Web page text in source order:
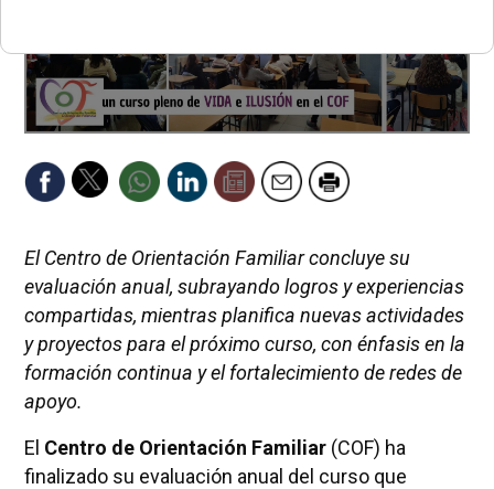
El Centro de Orientación Familiar concluye su
evaluación anual, subrayando logros y experiencias
compartidas, mientras planifica nuevas actividades
y proyectos para el próximo curso, con énfasis en la
formación continua y el fortalecimiento de redes de
apoyo.
El Centro de Orientación Familiar(COF) ha
finalizado su evaluación anual del curso que